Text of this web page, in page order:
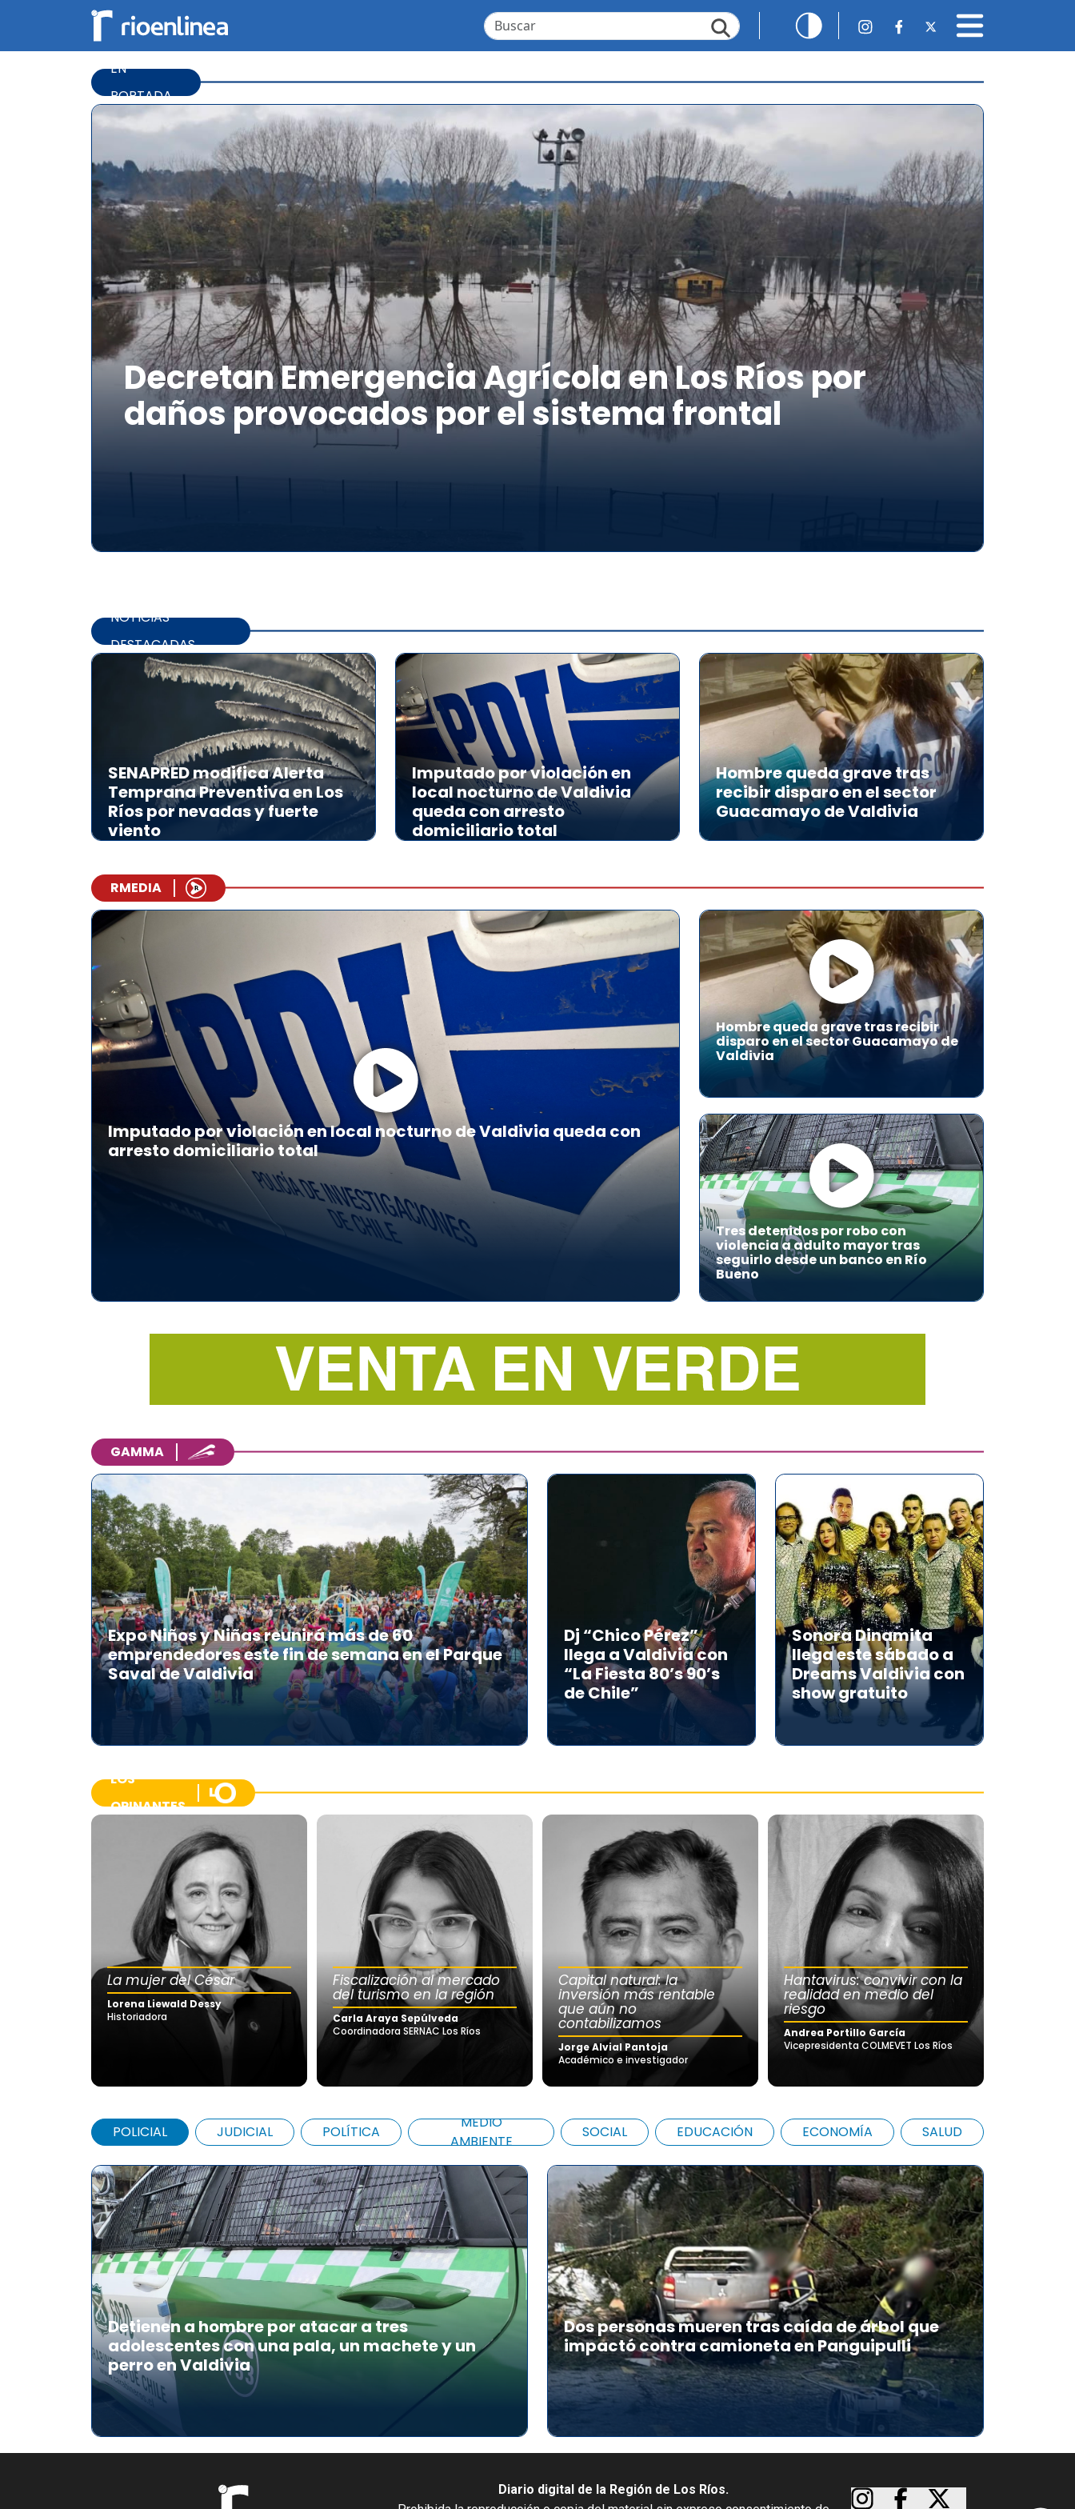
EN
PORTADA
Decretan Emergencia Agrícola en Los Ríos por
daños provocados por el sistema frontal
NOTICIAS
DESTACADAS
SENAPRED modifica Alerta
Temprana Preventiva en Los
Ríos por nevadas y fuerte
viento
Imputado por violación en
local nocturno de Valdivia
queda con arresto
domiciliario total
Hombre queda grave tras
recibir disparo en el sector
Guacamayo de Valdivia
RMEDIA
Imputado por violación en local nocturno de Valdivia queda con
arresto domiciliario total
Hombre queda grave tras recibir
disparo en el sector Guacamayo de
Valdivia
Tres detenidos por robo con
violencia a adulto mayor tras
seguirlo desde un banco en Río
Bueno
GAMMA
Expo Niños y Niñas reunirá más de 60
emprendedores este fin de semana en el Parque
Saval de Valdivia
Dj “Chico Pérez”
llega a Valdivia con
“La Fiesta 80’s 90’s
de Chile”
Sonora Dinamita
llega este sábado a
Dreams Valdivia con
show gratuito
LOS
OPINANTES
La mujer del César
Lorena Liewald Dessy
Historiadora
Fiscalización al mercado
del turismo en la región
Carla Araya Sepúlveda
Coordinadora SERNAC Los Ríos
Capital natural: la
inversión más rentable
que aún no
contabilizamos
Jorge Alvial Pantoja
Académico e investigador
Hantavirus: convivir con la
realidad en medio del
riesgo
Andrea Portillo García
Vicepresidenta COLMEVET Los Ríos
POLICIAL JUDICIAL POLÍTICA
MEDIO
AMBIENTE
SOCIAL EDUCACIÓN ECONOMÍA SALUD
Detienen a hombre por atacar a tres
adolescentes con una pala, un machete y un
perro en Valdivia
Dos personas mueren tras caída de árbol que
impactó contra camioneta en Panguipulli
Diario digital de la Región de Los Ríos.